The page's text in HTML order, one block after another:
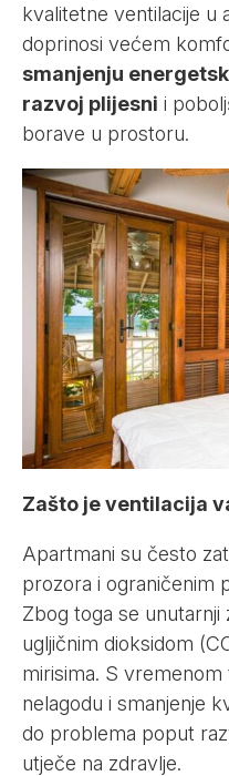
kvalitetne ventilacije u
doprinosi većem
smanjenju
razvoj plijesni i
borave u prostoru.
Zašto je ventilacija
Apartmani su često
prozora i ograničenim
Zbog toga se
ugljičnim dioksidom
mirisima. S
nelagodu i smanjenje
do problema poput
utječe na zdravlje.